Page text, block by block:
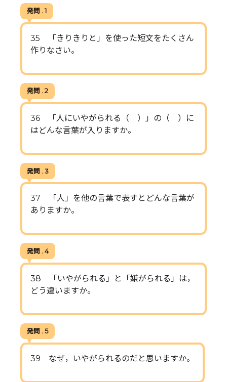
発問 . 1
35 「きりきりと」を使った短文をたくさん
作りなさい。
発問 . 2
36 「人にいやがられる（ ）」の（ ）に
はどんな言葉が入りますか。
発問 . 3
37 「人」を他の言葉で表すとどんな言葉が
ありますか。
発問 . 4
38 「いやがられる」と「嫌がられる」は，
どう違いますか。
発問 . 5
39 なぜ，いやがられるのだと思いますか。